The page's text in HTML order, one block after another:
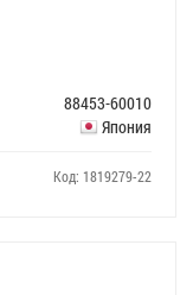
88453-60010
Япония
Код: 1819279-22